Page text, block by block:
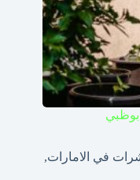
في الامارات,